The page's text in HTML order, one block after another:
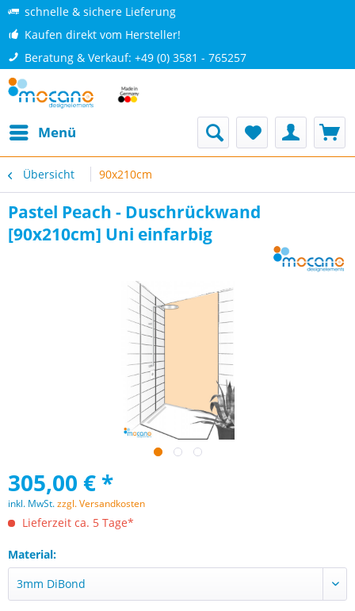
schnelle & sichere Lieferung
Kaufen direkt vom Hersteller!
Beratung & Verkauf: +49 (0) 3581 - 765257
Menü
Übersicht 90x210cm
Pastel Peach - Duschrückwand
[90x210cm] Uni einfarbig
305,00 € *
inkl. MwSt.zzgl. Versandkosten
Lieferzeit ca. 5 Tage*
Material: